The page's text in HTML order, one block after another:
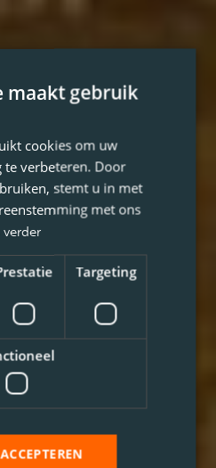
maakt gebruik
cookies om uw
te verbeteren. Door
stemt u in met
met ons
verder
Targeting